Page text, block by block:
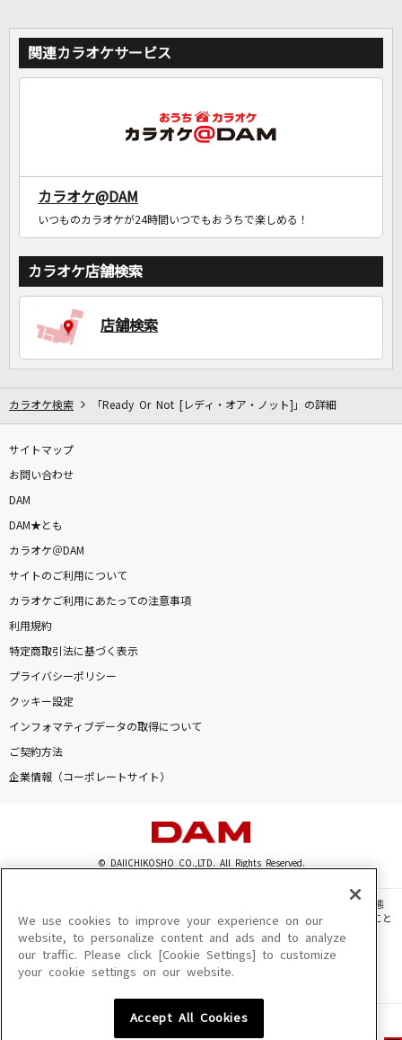
関連カラオケサービス
カラオケ@DAM
いつものカラオケが24時間いつでもおうちで楽しめる！
カラオケ店舗検索
店舗検索
カラオケ検索 「Ready Or Not [レディ・オア・ノット]」の詳細
サイトマップ
お問い合わせ
DAM
DAM★とも
カラオケ＠DAM
サイトのご利用について
カラオケご利用にあたっての注意事項
利用規約
特定商取引法に基づく表示
プライバシーポリシー
クッキー設定
インフォマティブデータの取得について
ご契約方法
企業情報（コーポレートサイト）
© DAIICHIKOSHO CO.,LTD. All Rights Reserved.
このサイトに掲載されている一切の文章・画像・写真・動画・音声等を、手段や形態
を問わず、著作権法の定める範囲を超えて無断で複製、転載、ファイル化などすること
を禁じます。
楽曲及びコンテンツは、機種によりご利用いただけない場合があります。
楽曲及びコンテンツの配信日、配信内容が変更になる場合があります。
We use cookies to improve your experience on our
website, to personalize content and ads and to analyze
our traffic. Please click [Cookie Settings] to customize
your cookie settings on our website.
Accept All Cookies